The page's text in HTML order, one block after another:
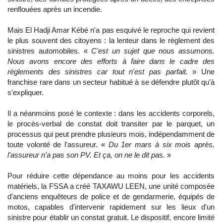
renflouées après un incendie.
Mais El Hadji Amar Kébé n'a pas esquivé le reproche qui revient
le plus souvent des citoyens : la lenteur dans le règlement des
sinistres automobiles. «C'est un sujet que nous assumons.
Nous avons encore des efforts à faire dans le cadre des
règlements des sinistres car tout n'est pas parfait. » Une
franchise rare dans un secteur habitué à se défendre plutôt qu'à
s'expliquer.
Il a néanmoins posé le contexte : dans les accidents corporels,
le procès-verbal de constat doit transiter par le parquet, un
processus qui peut prendre plusieurs mois, indépendamment de
toute volonté de l'assureur. « Du 1er mars à six mois après,
l'assureur n'a pas son PV. Et ça, on ne le dit pas. »
Pour réduire cette dépendance au moins pour les accidents
matériels, la FSSA a créé TAXAWU LEEN, une unité composée
d'anciens enquêteurs de police et de gendarmerie, équipés de
motos, capables d'intervenir rapidement sur les lieux d'un
sinistre pour établir un constat gratuit. Le dispositif, encore limité